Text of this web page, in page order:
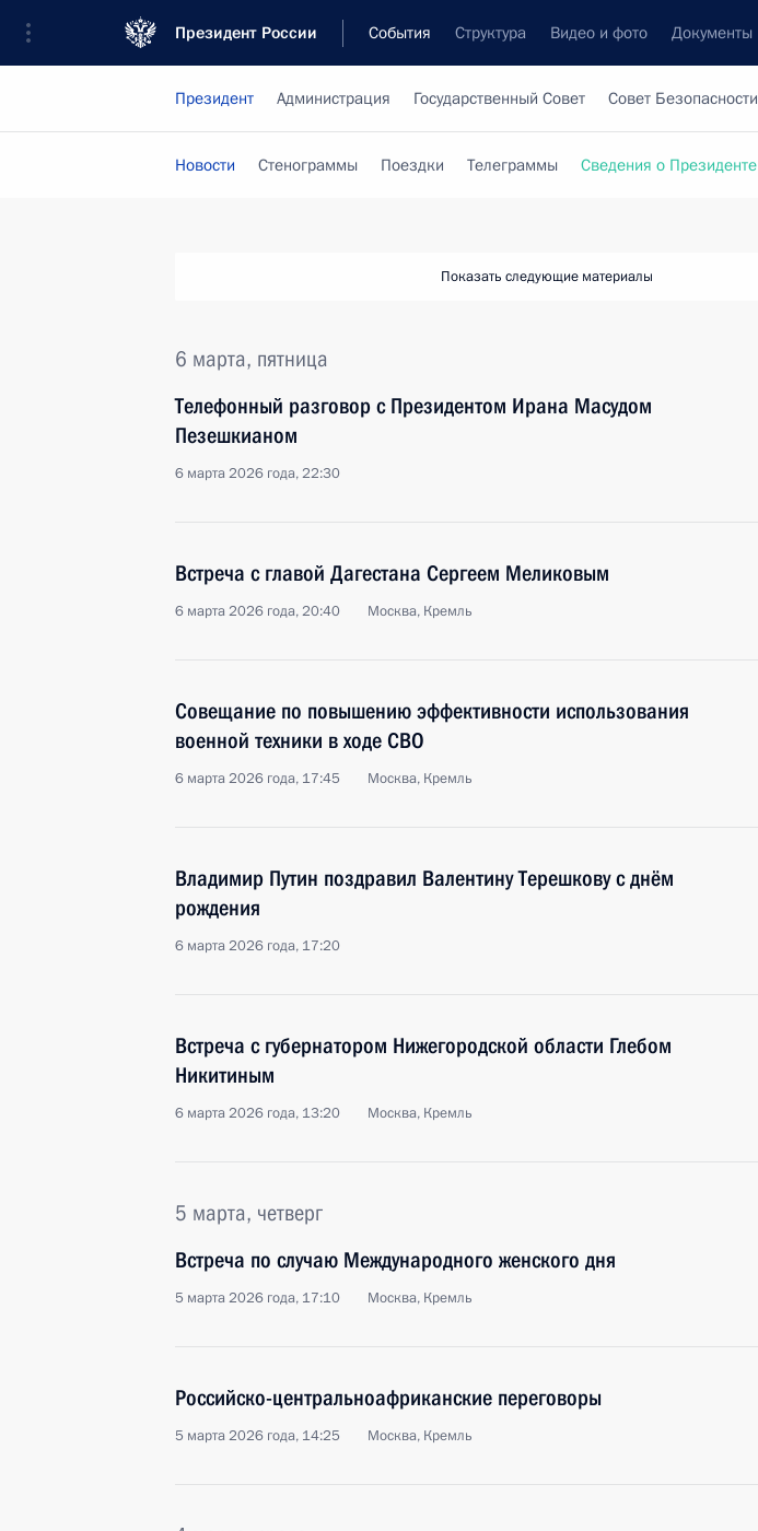
Президент России События Структура Видео и фото Документы
Президент Администрация Государственный Совет Совет Безопасности
Новости Стенограммы Поездки Телеграммы Сведения о Президенте
Показать следующие материалы
6 марта, пятница
Телефонный разговор с Президентом Ирана Масудом
Пезешкианом
6 марта 2026 года, 22:30
Встреча с главой Дагестана Сергеем Меликовым
6 марта 2026 года, 20:40 Москва, Кремль
Совещание по повышению эффективности использования
военной техники в ходе СВО
6 марта 2026 года, 17:45 Москва, Кремль
Владимир Путин поздравил Валентину Терешкову с днём
рождения
6 марта 2026 года, 17:20
Встреча с губернатором Нижегородской области Глебом
Никитиным
6 марта 2026 года, 13:20 Москва, Кремль
5 марта, четверг
Встреча по случаю Международного женского дня
5 марта 2026 года, 17:10 Москва, Кремль
Российско-центральноафриканские переговоры
5 марта 2026 года, 14:25 Москва, Кремль